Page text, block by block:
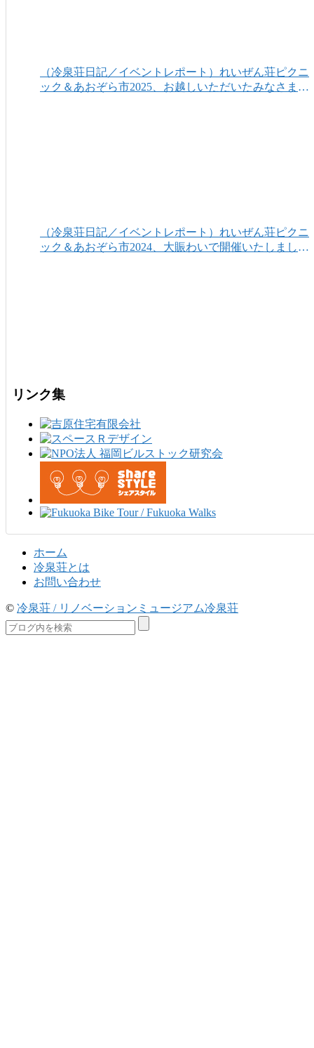
（冷泉荘日記／イベントレポート）れいぜん荘ピクニ
ック＆あおぞら市2025、お越しいただいたみなさまあ
（冷泉荘日記／イベントレポート）れいぜん荘ピクニ
ック＆あおぞら市2024、大賑わいで開催いたしまし
リンク集
ホーム
冷泉荘とは
お問い合わせ
© 冷泉荘 / リノベーションミュージアム冷泉荘